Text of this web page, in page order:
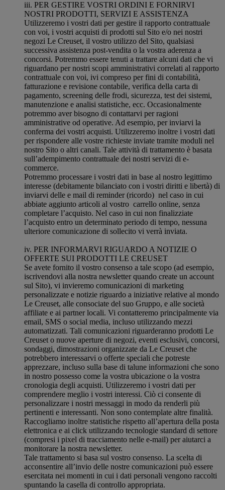
iii. PER GESTIRE VOSTRI ORDINI E FORNIRVI
NOSTRI PRODOTTI, SERVIZI E ASSISTENZA
Utilizzeremo i vostri dati per gestire il rapporto contrattuale
con voi, i vostri acquisti di prodotti sul Sito e/o nei nostri
negozi Le Creuset, il vostro utilizzo del Sito, qualsiasi
successiva assistenza post-vendita o la vostra aderenza a
concorsi. Potremmo essere tenuti a trattare alcuni dati che vi
riguardano per nostri scopi amministrativi correlati al rapporto
contrattuale con voi, ivi compreso per fini di contabilità,
fatturazione e revisione contabile, verifica della carta di
pagamento, screening delle frodi, sicurezza, test dei sistemi,
manutenzione e analisi statistiche, ecc. Occasionalmente
potremmo aver bisogno di contattarvi per ragioni
amministrative od operative. Ad esempio, per inviarvi la
conferma dei vostri acquisti. Utilizzeremo inoltre i vostri dati
per rispondere alle vostre richieste inviate tramite moduli nel
nostro Sito o altri canali. Tale attività di trattamento è basata
sull’adempimento contrattuale dei nostri servizi di e-
commerce.
Potremmo processare i vostri dati in base al nostro legittimo
interesse (debitamente bilanciato con i vostri diritti e libertà) di
inviarvi delle e mail di reminder (ricordo) nel caso in cui
abbiate aggiunto articoli al vostro carrello online, senza
completare l’acquisto. Nel caso in cui non finalizziate
l’acquisto entro un determinato periodo di tempo, nessuna
ulteriore comunicazione di sollecito vi verrà inviata.
iv. PER INFORMARVI RIGUARDO A NOTIZIE O
OFFERTE SUI PRODOTTI LE CREUSET
Se avete fornito il vostro consenso a tale scopo (ad esempio,
iscrivendovi alla nostra newsletter quando create un account
sul Sito), vi invieremo comunicazioni di marketing
personalizzate e notizie riguardo a iniziative relative al mondo
Le Creuset, alle consociate del suo Gruppo, e alle società
affiliate e ai partner locali. Vi contatteremo principalmente via
email, SMS o social media, incluso utilizzando mezzi
automatizzati. Tali comunicazioni riguarderanno prodotti Le
Creuset o nuove aperture di negozi, eventi esclusivi, concorsi,
sondaggi, dimostrazioni organizzate da Le Creuset che
potrebbero interessarvi o offerte speciali che potreste
apprezzare, incluso sulla base di talune informazioni che sono
in nostro possesso come la vostra ubicazione o la vostra
cronologia degli acquisti. Utilizzeremo i vostri dati per
comprendere meglio i vostri interessi. Ciò ci consente di
personalizzare i nostri messaggi in modo da renderli più
pertinenti e interessanti. Non sono contemplate altre finalità.
Raccogliamo inoltre statistiche rispetto all’apertura della posta
elettronica e ai click utilizzando tecnologie standard di settore
(compresi i pixel di tracciamento nelle e-mail) per aiutarci a
monitorare la nostra newsletter.
Tale trattamento si basa sul vostro consenso. La scelta di
acconsentire all’invio delle nostre comunicazioni può essere
esercitata nei momenti in cui i dati personali vengono raccolti
spuntando la casella di controllo appropriata.